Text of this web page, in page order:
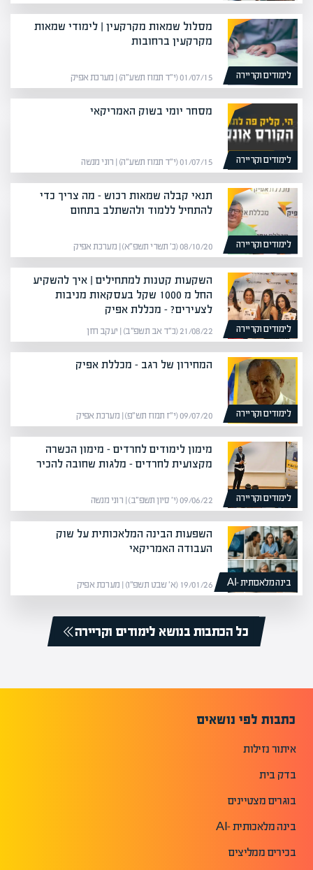
לימודים וקריירה
מסלול שמאות מקרקעין | לימודי שמאות
מקרקעין ברחובות
01/07/15 (י״ד תמוז תשע״ה) | מערכת אפיק
לימודים וקריירה
מסחר יומי בשוק האמריקאי
01/07/15 (י״ד תמוז תשע״ה) | רוני מנשה
לימודים וקריירה
תנאי קבלה שמאות רכוש – מה צריך כדי
להתחיל ללמוד ולהשתלב בתחום
08/10/20 (כ׳ תשרי תשפ״א) | מערכת אפיק
לימודים וקריירה
השקעות קטנות למתחילים | איך להשקיע
החל מ 1000 שקל בעסקאות מניבות
לצעירים? – מכללת אפיק
21/08/22 (כ״ד אב תשפ״ב) | יעקב חזן
לימודים וקריירה
המחירון של רגב – מכללת אפיק
09/07/20 (י״ז תמוז תש״פ) | מערכת אפיק
לימודים וקריירה
מימון לימודים לחרדים – מימון הכשרה
מקצועית לחרדים – מלגות שחובה להכיר
09/06/22 (י׳ סיון תשפ״ב) | רוני מנשה
בינה מלאכותית -AI
השפעות הבינה המלאכותית על שוק
העבודה האמריקאי
19/01/26 (א׳ שבט תשפ״ו) | מערכת אפיק
כל הכתבות בנושא לימודים וקריירה
כתבות לפי נושאים
איתור נזילות
בדק בית
בוגרים מצטיינים
בינה מלאכותית -AI
בכירים ממליצים